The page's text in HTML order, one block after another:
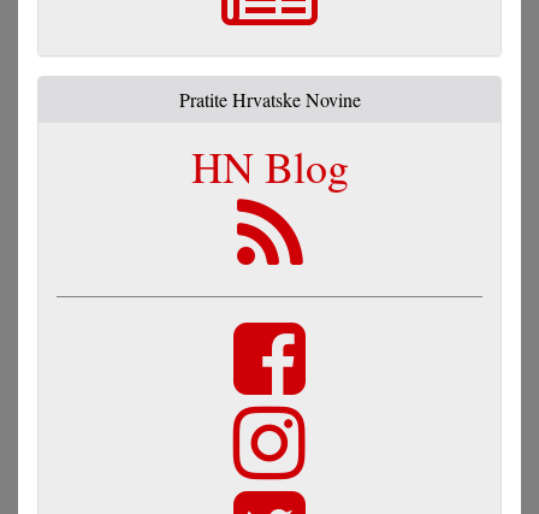
Pratite Hrvatske Novine
HN Blog